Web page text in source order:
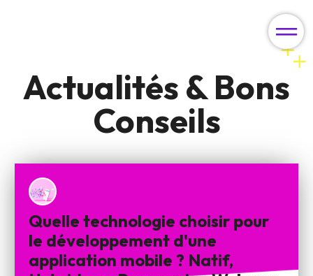
Actualités & Bons
Conseils
Quelle technologie choisir pour
le développement d'une
application mobile ? Natif,